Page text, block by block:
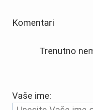
Komentari
Trenutno
Vaše ime: